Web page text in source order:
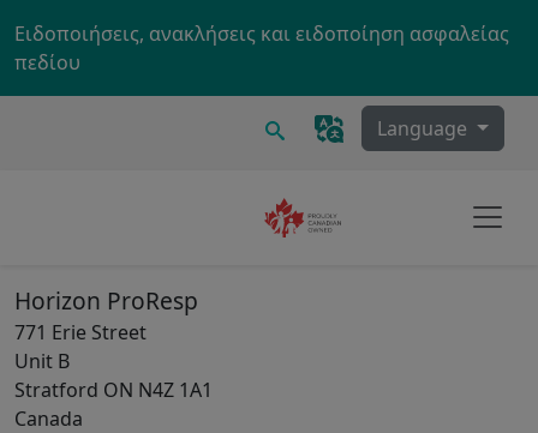
Ειδοποιήσεις, ανακλήσεις και ειδοποίηση ασφαλείας
πεδίου
Ερευνα Language
Horizon ProResp
771 Erie Street
Unit B
Stratford ON N4Z 1A1
Canada